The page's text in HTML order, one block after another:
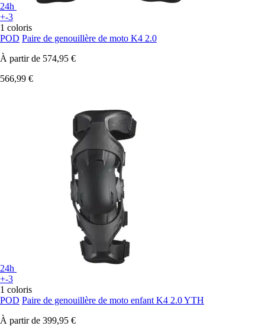
24h
+-3
1 coloris
POD Paire de genouillère de moto K4 2.0
À partir de 574,95 €
566,99 €
24h
+-3
1 coloris
POD Paire de genouillère de moto enfant K4 2.0 YTH
À partir de 399,95 €